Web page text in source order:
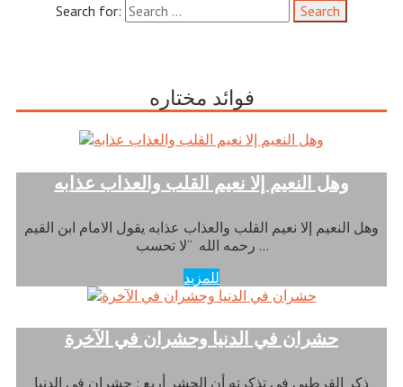
Search for:
فوائد مختاره
وهل النعيم إلا نعيم القلب والعذاب عذابه
وهل النعيم إلا نعيم القلب والعذاب عذابه يقول الامام ابن القيم
رحمه الله “لا تحسب …
للمزيد
حشران في الدنيا وحشران في الآخرة
ذكر القرطبي في تذكرته أن الحشر أربع : حشران في الدنيا